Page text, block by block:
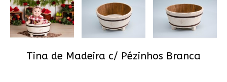
Tina de Madeira c/ Pézinhos Branca